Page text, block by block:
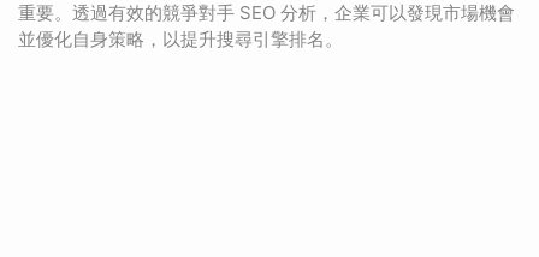
重要。透過有效的競爭對手 SEO 分析，企業可以發現市場機會
並優化自身策略，以提升搜尋引擎排名。